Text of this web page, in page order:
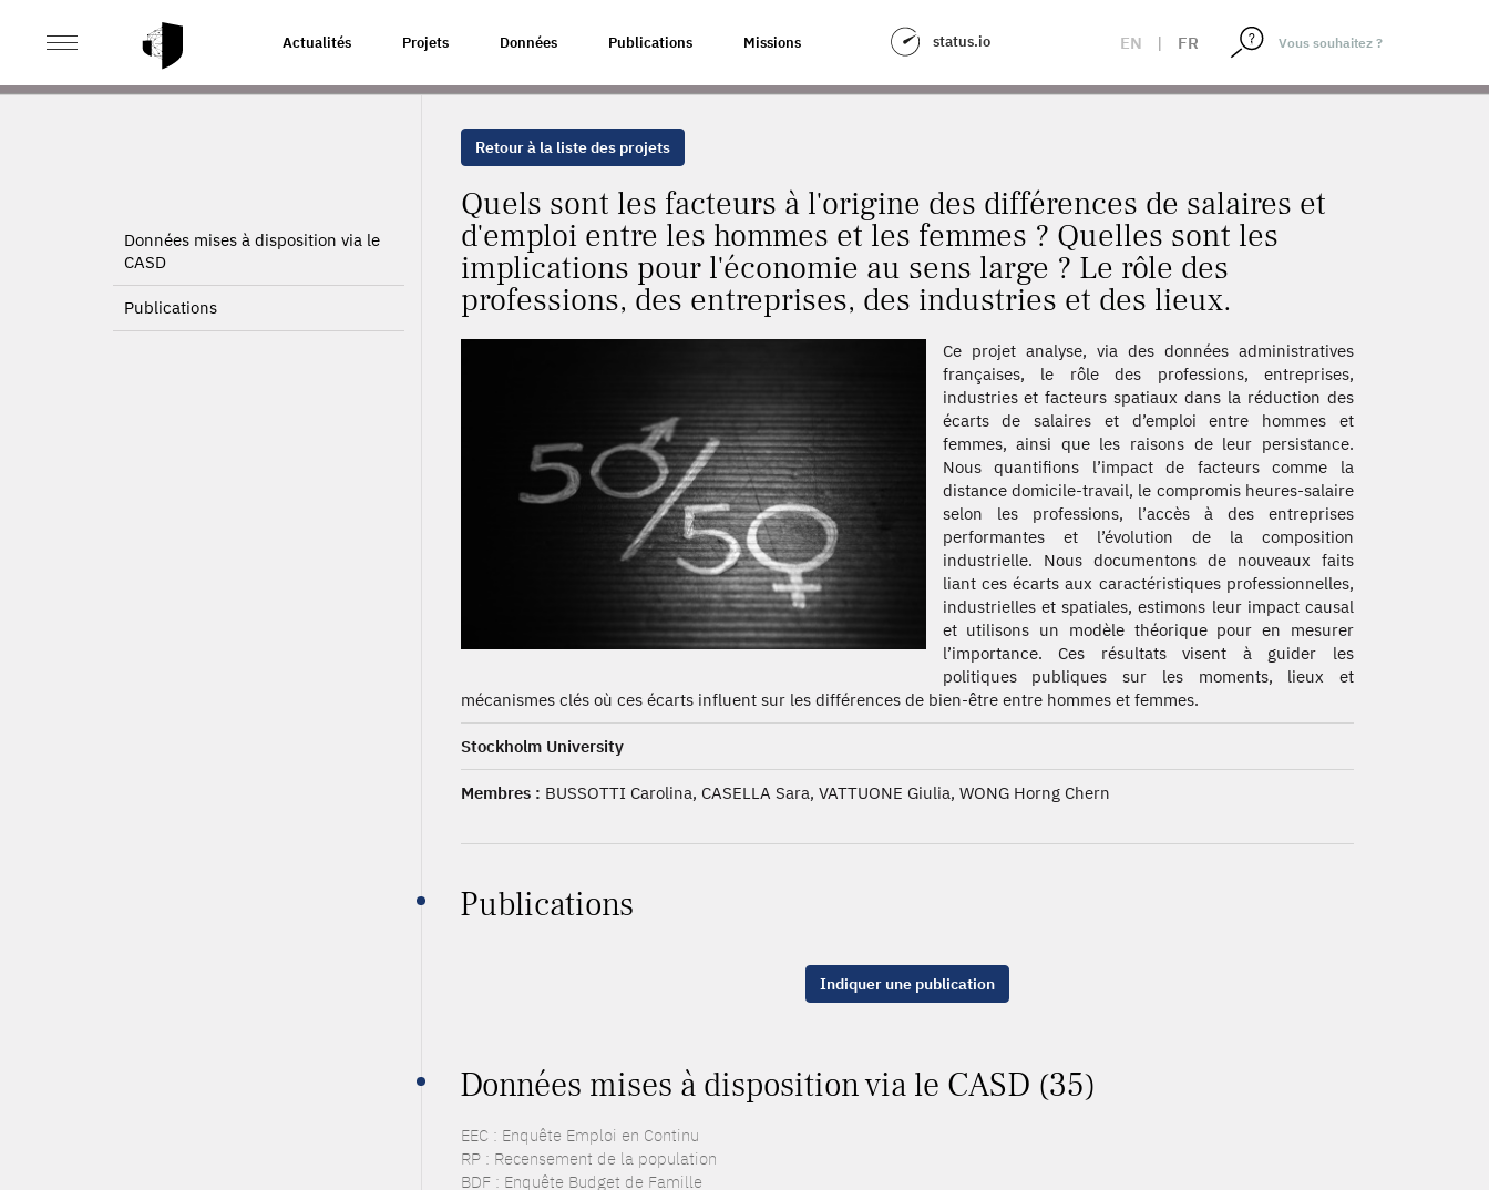
Actualités Projets Données Publications Missions status.io EN | FR
ACCUEIL
QUELS SONT LES FACTEURS À L'ORIGINE DES DIFFÉRENCES DE SALAIRES ET D'EMPLOI ENTRE LES HOMMES ET LES FEMMES ? QUELLES SONT LES IMPLICATIONS
POUR L'ÉCONOMIE AU SENS LARGE ? LE RÔLE DES PROFESSIONS, DES ENTREPRISES, DES INDUSTRIES ET DES LIEUX.
Données mises à disposition via le
CASD
Publications
Retour à la liste des projets
Quels sont les facteurs à l'origine des différences de salaires et
d'emploi entre les hommes et les femmes ? Quelles sont les
implications pour l'économie au sens large ? Le rôle des
professions, des entreprises, des industries et des lieux.
Ce projet analyse, via des données administratives
françaises, le rôle des professions, entreprises,
industries et facteurs spatiaux dans la réduction des
écarts de salaires et d’emploi entre hommes et
femmes, ainsi que les raisons de leur persistance.
Nous quantifions l’impact de facteurs comme la
distance domicile-travail, le compromis heures-salaire
selon les professions, l’accès à des entreprises
performantes et l’évolution de la composition
industrielle. Nous documentons de nouveaux faits
liant ces écarts aux caractéristiques professionnelles,
industrielles et spatiales, estimons leur impact causal
et utilisons un modèle théorique pour en mesurer
l’importance. Ces résultats visent à guider les
politiques publiques sur les moments, lieux et
mécanismes clés où ces écarts influent sur les différences de bien-être entre hommes et femmes.
Stockholm University
Membres : BUSSOTTI Carolina, CASELLA Sara, VATTUONE Giulia, WONG Horng Chern
Publications
Indiquer une publication
Données mises à disposition via le CASD (35)
EEC : Enquête Emploi en Continu
RP : Recensement de la population
BDF : Enquête Budget de Famille